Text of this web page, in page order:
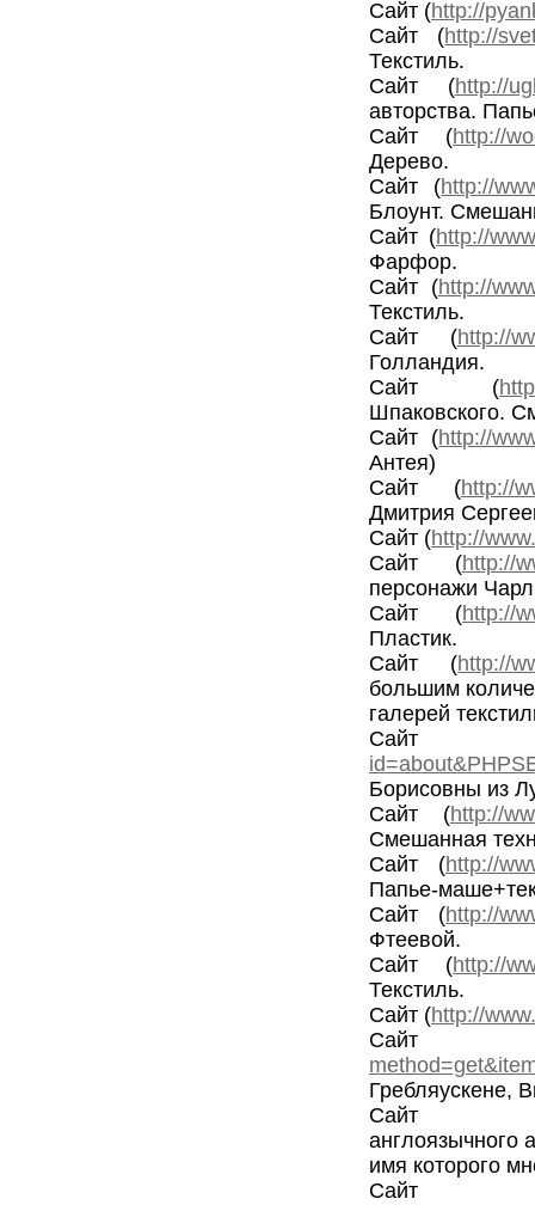
Сайт (http://
Сайт (http://
Текстиль.
Сайт (http://
авторства.
Сайт (http://
Дерево.
Сайт (http://
Блоунт.
Сайт (http://
Фарфор.
Сайт (http://
Текстиль.
Сайт (http://
Голландия.
Сайт (
Шпаковского.
Сайт (http://
Антея)
Сайт (http://
Дмитрия
Сайт (http://
Сайт (http://
персонажи
Сайт (http://
Пластик.
Сайт (http://
большим
галерей
Борисовны из
Сайт (http://
Смешанная
Сайт (http://
Папье-
Сайт (http://
Фтеевой.
Сайт (http://
Текстиль.
Сайт (http://
Гребляускене,
англоязычного
имя которого